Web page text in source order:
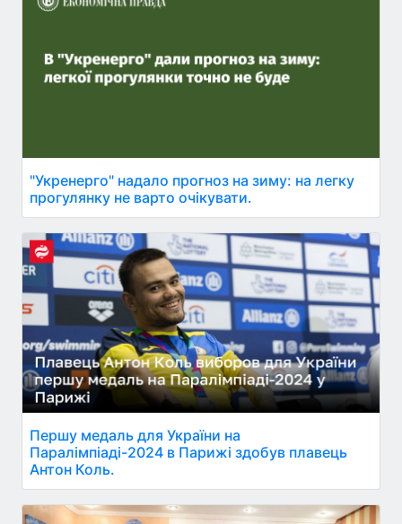
"Укренерго" надало прогноз на зиму: на легку
прогулянку не варто очікувати.
Першу медаль для України на
Паралімпіаді-2024 в Парижі здобув плавець
Антон Коль.